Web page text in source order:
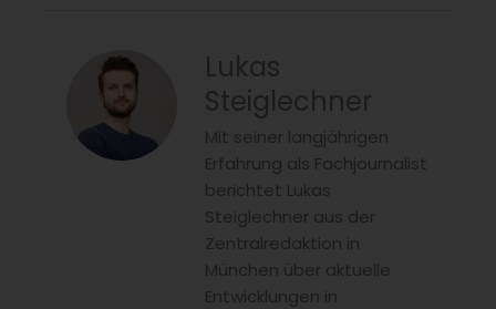
Lukas
Steiglechner
Mit seiner langjährigen
Erfahrung als Fachjournalist
berichtet Lukas
Steiglechner aus der
Zentralredaktion in
München über aktuelle
Entwicklungen in